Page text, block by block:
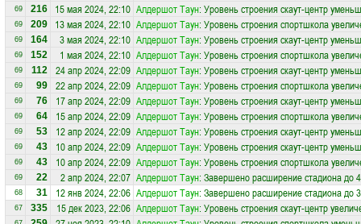
69 216 15 мая 2024, 22:10 Алдершот Таун: Уровень строения скаут-центр
69 209 13 мая 2024, 22:10 Алдершот Таун: Уровень строения спортшкола
69 164 3 мая 2024, 22:10 Алдершот Таун: Уровень строения скаут-центр
69 152 1 мая 2024, 22:10 Алдершот Таун: Уровень строения спортшкола
69 112 24 апр 2024, 22:09 Алдершот Таун: Уровень строения скаут-центр
69 99 22 апр 2024, 22:09 Алдершот Таун: Уровень строения спортшкола
69 76 17 апр 2024, 22:09 Алдершот Таун: Уровень строения скаут-центр
69 64 15 апр 2024, 22:09 Алдершот Таун: Уровень строения спортшкола
69 53 12 апр 2024, 22:09 Алдершот Таун: Уровень строения скаут-центр
69 43 10 апр 2024, 22:09 Алдершот Таун: Уровень строения скаут-центр
69 43 10 апр 2024, 22:09 Алдершот Таун: Уровень строения спортшкола
69 22 2 апр 2024, 22:07 Алдершот Таун: Завершено расширение стадиона до
68 31 12 янв 2024, 22:06 Алдершот Таун: Завершено расширение стадиона до
67 335 15 дек 2023, 22:06 Алдершот Таун: Уровень строения скаут-центр